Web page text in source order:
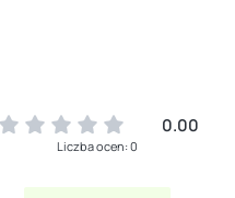
0.00
Liczba ocen: 0